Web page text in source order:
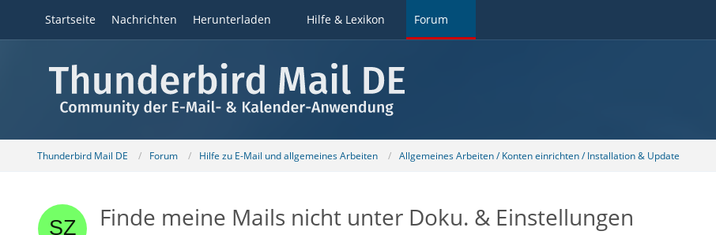
Startseite Nachrichten Herunterladen Hilfe & Lexikon Forum
Thunderbird Mail DE Forum Hilfe zu E-Mail und allgemeines Arbeiten Allgemeines Arbeiten / Konten einrichten / Installation & Update
Finde meine Mails nicht unter Doku. & Einstellungen